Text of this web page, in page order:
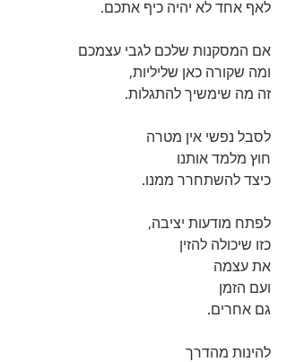
לאף אחד לא יהיה כיף אתכם.
אם המסקנות שלכם לגבי עצמכם
ומה שקורה כאן שליליות,
זה מה שימשיך להתגלות.
לסבל נפשי אין מטרה
חוץ מלמד אותנו
כיצד להשתחרר ממנו.
לפתח מודעות יציבה,
כזו שיכולה להזין
את עצמה
ועם הזמן
גם אחרים.
להינות מהדרך